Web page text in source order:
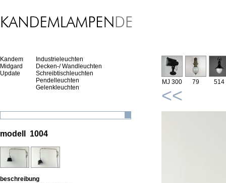
Kandem
Midgard
Update
Industrieleuchten
Decken-/ Wandleuchten
Schreibtischleuchten
Pendelleuchten
Gelenkleuchten
modell 1004
beschreibung
MJ 300 79 514
<<